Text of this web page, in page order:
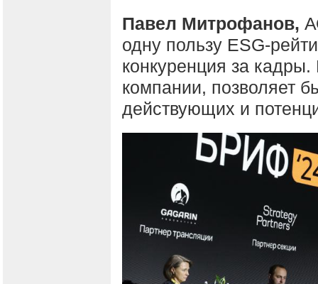
Павел Митрофанов,
одну пользу ESG-
конкуренция за
компании, позволяет
действующих и